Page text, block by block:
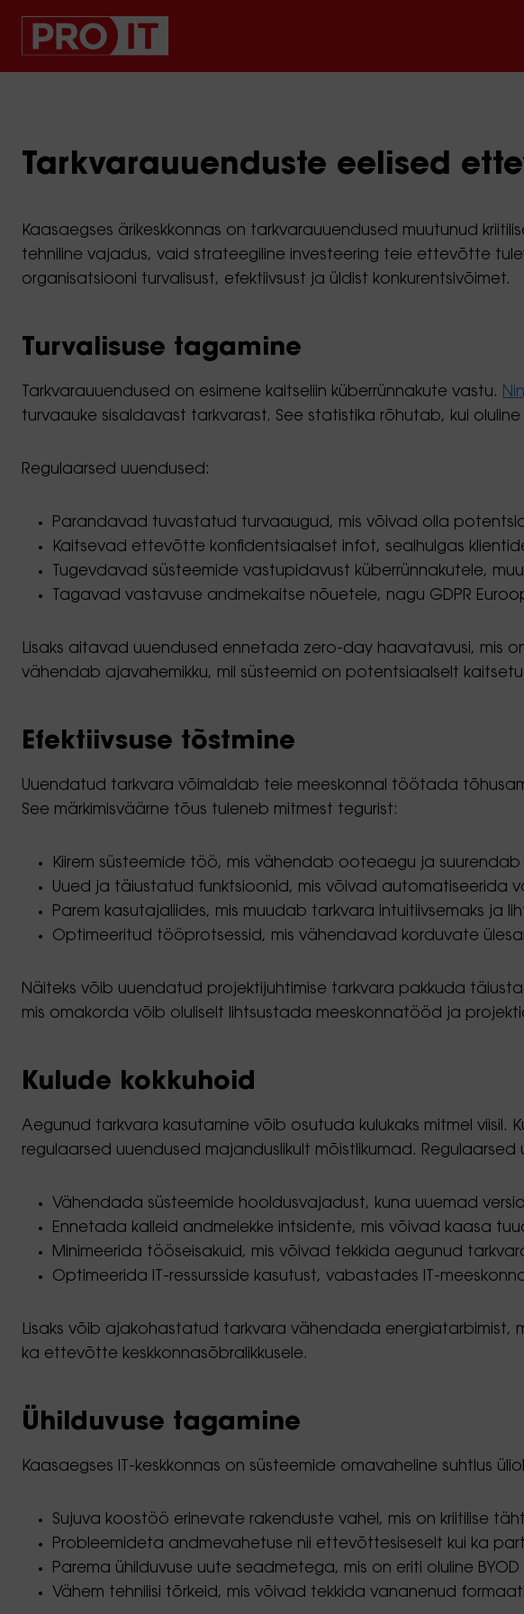
Tarkvarauuenduste eelised
Kaasaegses ärikeskkonnas on tarkvarauuendused muutunud
tehniline vajadus, vaid strateegiline investeering teie ettevõtte
organisatsiooni turvalisust, efektiivsust ja üldist konkurentsivõimet.
Turvalisuse tagamine
Tarkvarauuendused on esimene kaitseliin küberrünnakute vastu.
turvaauke sisaldavast tarkvarast. See statistika rõhutab, kui
Regulaarsed uuendused:
Parandavad tuvastatud turvaaugud, mis võivad olla
Kaitsevad ettevõtte konfidentsiaalset infot, sealhulgas
Tugevdavad süsteemide vastupidavust küberrünnakutele,
Tagavad vastavuse andmekaitse nõuetele, nagu GDPR
Lisaks aitavad uuendused ennetada zero-day haavatavusi, mis
vähendab ajavahemikku, mil süsteemid on potentsiaalselt
Efektiivsuse tõstmine
Uuendatud tarkvara võimaldab teie meeskonnal töötada
See märkimisväärne tõus tuleneb mitmest tegurist:
Kiirem süsteemide töö, mis vähendab ooteaegu ja
Uued ja täiustatud funktsioonid, mis võivad automatiseerida
Parem kasutajaliides, mis muudab tarkvara intuitiivsemaks ja
Optimeeritud tööprotsessid, mis vähendavad korduvate
Näiteks võib uuendatud projektijuhtimise tarkvara pakkuda
mis omakorda võib oluliselt lihtsustada meeskonnatööd ja
Kulude kokkuhoid
Aegunud tarkvara kasutamine võib osutuda kulukaks mitmel viisil.
regulaarsed uuendused majanduslikult mõistlikumad.
Vähendada süsteemide hooldusvajadust, kuna uuemad
Ennetada kalleid andmelekke intsidente, mis võivad kaasa
Minimeerida tööseisakuid, mis võivad tekkida aegunud
Optimeerida IT-ressursside kasutust, vabastades IT-
Lisaks võib ajakohastatud tarkvara vähendada energiatarbimist,
ka ettevõtte keskkonnasõbralikkusele.
Ühilduvuse tagamine
Kaasaegses IT-keskkonnas on süsteemide omavaheline suhtlus
Sujuva koostöö erinevate rakenduste vahel, mis on kriitilise
Probleemideta andmevahetuse nii ettevõttesiseselt kui ka
Parema ühilduvuse uute seadmetega, mis on eriti oluline
Vähem tehnilisi tõrkeid, mis võivad tekkida vananenud